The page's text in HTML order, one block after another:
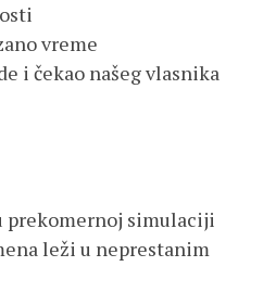
vreme
i čekao našeg vlasnika
prekomernoj simulaciji
leži u neprestanim